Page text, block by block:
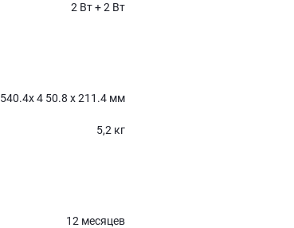
2 Вт + 2 Вт
540.4х 4 50.8 х 211.4 мм
5,2 кг
12 месяцев